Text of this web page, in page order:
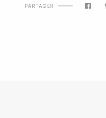
PARTAGER